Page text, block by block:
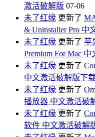
激活破解版 07-06
未了红缘 更新了
& Uninstaller Pro 中
未了红缘 更新了 苹
Premium For Mac
未了红缘 更新了
中文激活破解版下
未了红缘 更新了
播放器 中文激活破
未了红缘 更新了
软件 中文激活破解